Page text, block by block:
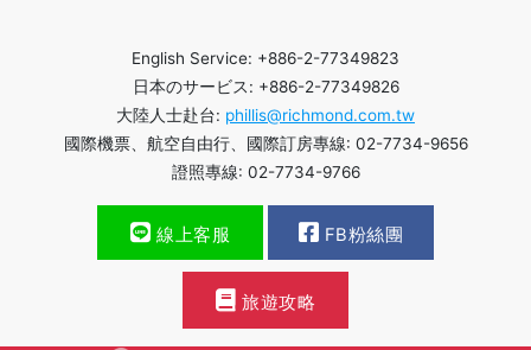
English Service: +886-2-77349823
日本のサービス: +886-2-77349826
大陸人士赴台: phillis@richmond.com.tw
國際機票、航空自由行、國際訂房專線: 02-7734-9656
證照專線: 02-7734-9766
線上客服 FB粉絲團
旅遊攻略